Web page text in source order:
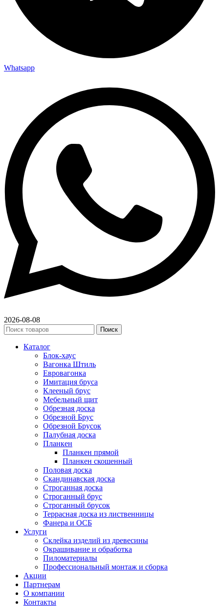
Whatsapp
2026-08-08
Поиск
Каталог
Блок-хаус
Вагонка Штиль
Евровагонка
Имитация бруса
Клееный брус
Мебельный щит
Обрезная доска
Обрезной Брус
Обрезной Брусок
Палубная доска
Планкен
Планкен прямой
Планкен скошенный
Половая доска
Скандинавская доска
Строганная доска
Строганный брус
Строганный брусок
Террасная доска из лиственницы
Фанера и ОСБ
Услуги
Склейка изделий из древесины
Окрашивание и обработка
Пиломатериалы
Профессиональный монтаж и сборка
Акции
Партнерам
О компании
Контакты